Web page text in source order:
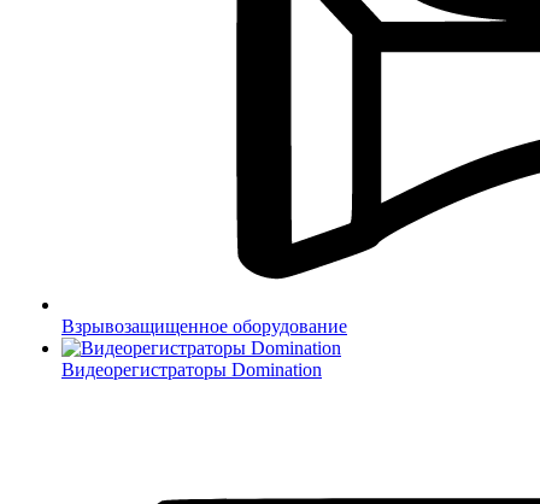
Взрывозащищенное оборудование
Видеорегистраторы Domination